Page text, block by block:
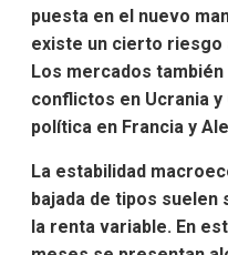
puesta en el nuevo
existe un cierto riesgo
Los mercados
conflictos en Ucrania
política en Francia y
La estabilidad
bajada de tipos
la renta variable. En